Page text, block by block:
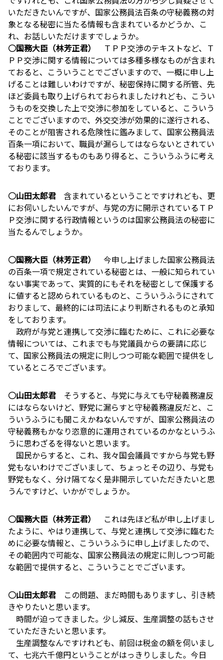
いただきたいんですが、国家公務員法百条の守秘義務の対
象となる秘密に当たる情報も含まれているかどうか、こ
れ、お話しいただけますでしょうか。
○国務大臣（林芳正君）
ＴＰＰ交渉のテキストなど、Ｔ
ＰＰ交渉に関する情報については多種多様なものが含まれ
ておると、こういうことでございますので、一概に申し上
げることは難しいわけですが、秘密保持に関する所管、先
ほど委員も取り上げられておられましたけれども、こうい
うものを交換した上で交渉に参加をしていると、こういう
ことでございますので、外交交渉が効果的に遂行される、
そのことが阻害される危険性に鑑みまして、国家公務員法
百条一項において、職員が漏らしてはならないとされてい
る秘密に該当するものもあり得ると、こういうふうに考え
ております。
○山田太郎君含まれているということですけれども、更
にお伺いしたいんですが、与党の方に開示されているＴＰ
Ｐ交渉に関する行政情報というのは国家公務員法の秘密に
当たるんでしょうか。
○国務大臣（林芳正君）
今申し上げました国家公務員法
の百条一項で規定されている秘密とは、一般に知られてい
ない事実であって、実質的にもそれを秘密として保護する
に値すると認められているものと、こういうふうにされて
おりまして、最終的には司法により判断されるものと承知
をしております。
政府が与党と連携して交渉に臨むために、これに必要な
情報については、これまでも与党議員からの要請に応じ
て、国家公務員法の規定に則しつつ可能な範囲で提供をし
ているところでございます。
○山田太郎君そうすると、与党に与えても守秘義務違反
にはならないけど、野党に漏らすと守秘義務違反だと、こ
ういうふうにも聞こえかねないんですが、国家公務員法の
守秘義務もかなり恣意的に運用されているのかなというふ
うに思わざるを得ないと思います。
国民からすると、これ、我々国会議員ですから与党も野
党もないわけでございまして、ちょっとその辺り、与党も
野党もなく、分け隔てなく是非開示していただきたいと思
うんですけど、いかがでしょうか。
○国務大臣（林芳正君）
これは先ほど私が申し上げまし
たように、やはり連携して、与党と連携して交渉に臨むた
めに必要な情報と、こういうふうに申し上げましたので、
その範囲内で可能な、国家公務員法の規定に則しつつ可能
な範囲で提供すると、こういうことでございます。
○山田太郎君この問題、まだ時間もありますし、引き続
きやりたいと思います。
時間が迫ってきました。少し減反、生産調整の話もさせ
ていただきたいと思います。
生産調整なんですけれども、前回は税金の額を伺いまし
て、七兆六千億円ということがはっきりしました。今日